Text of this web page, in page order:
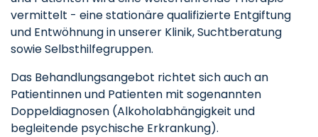
vermittelt - eine stationäre qualifizierte Entgiftung
und Entwöhnung in unserer Klinik, Suchtberatung
sowie Selbsthilfegruppen.
Das Behandlungsangebot richtet sich auch an
Patientinnen und Patienten mit sogenannten
Doppeldiagnosen (Alkoholabhängigkeit und
begleitende psychische Erkrankung).